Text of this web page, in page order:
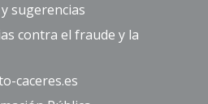
sugerencias
contra el fraude y la
caceres.es